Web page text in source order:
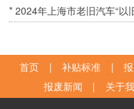
* 2024年上海市老旧汽车“以
首页 | 补贴标准 |
报废新闻
| 关于